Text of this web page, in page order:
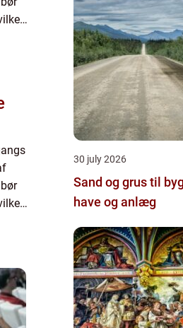
30 july 2026
Sand og grus til
have og anlæg